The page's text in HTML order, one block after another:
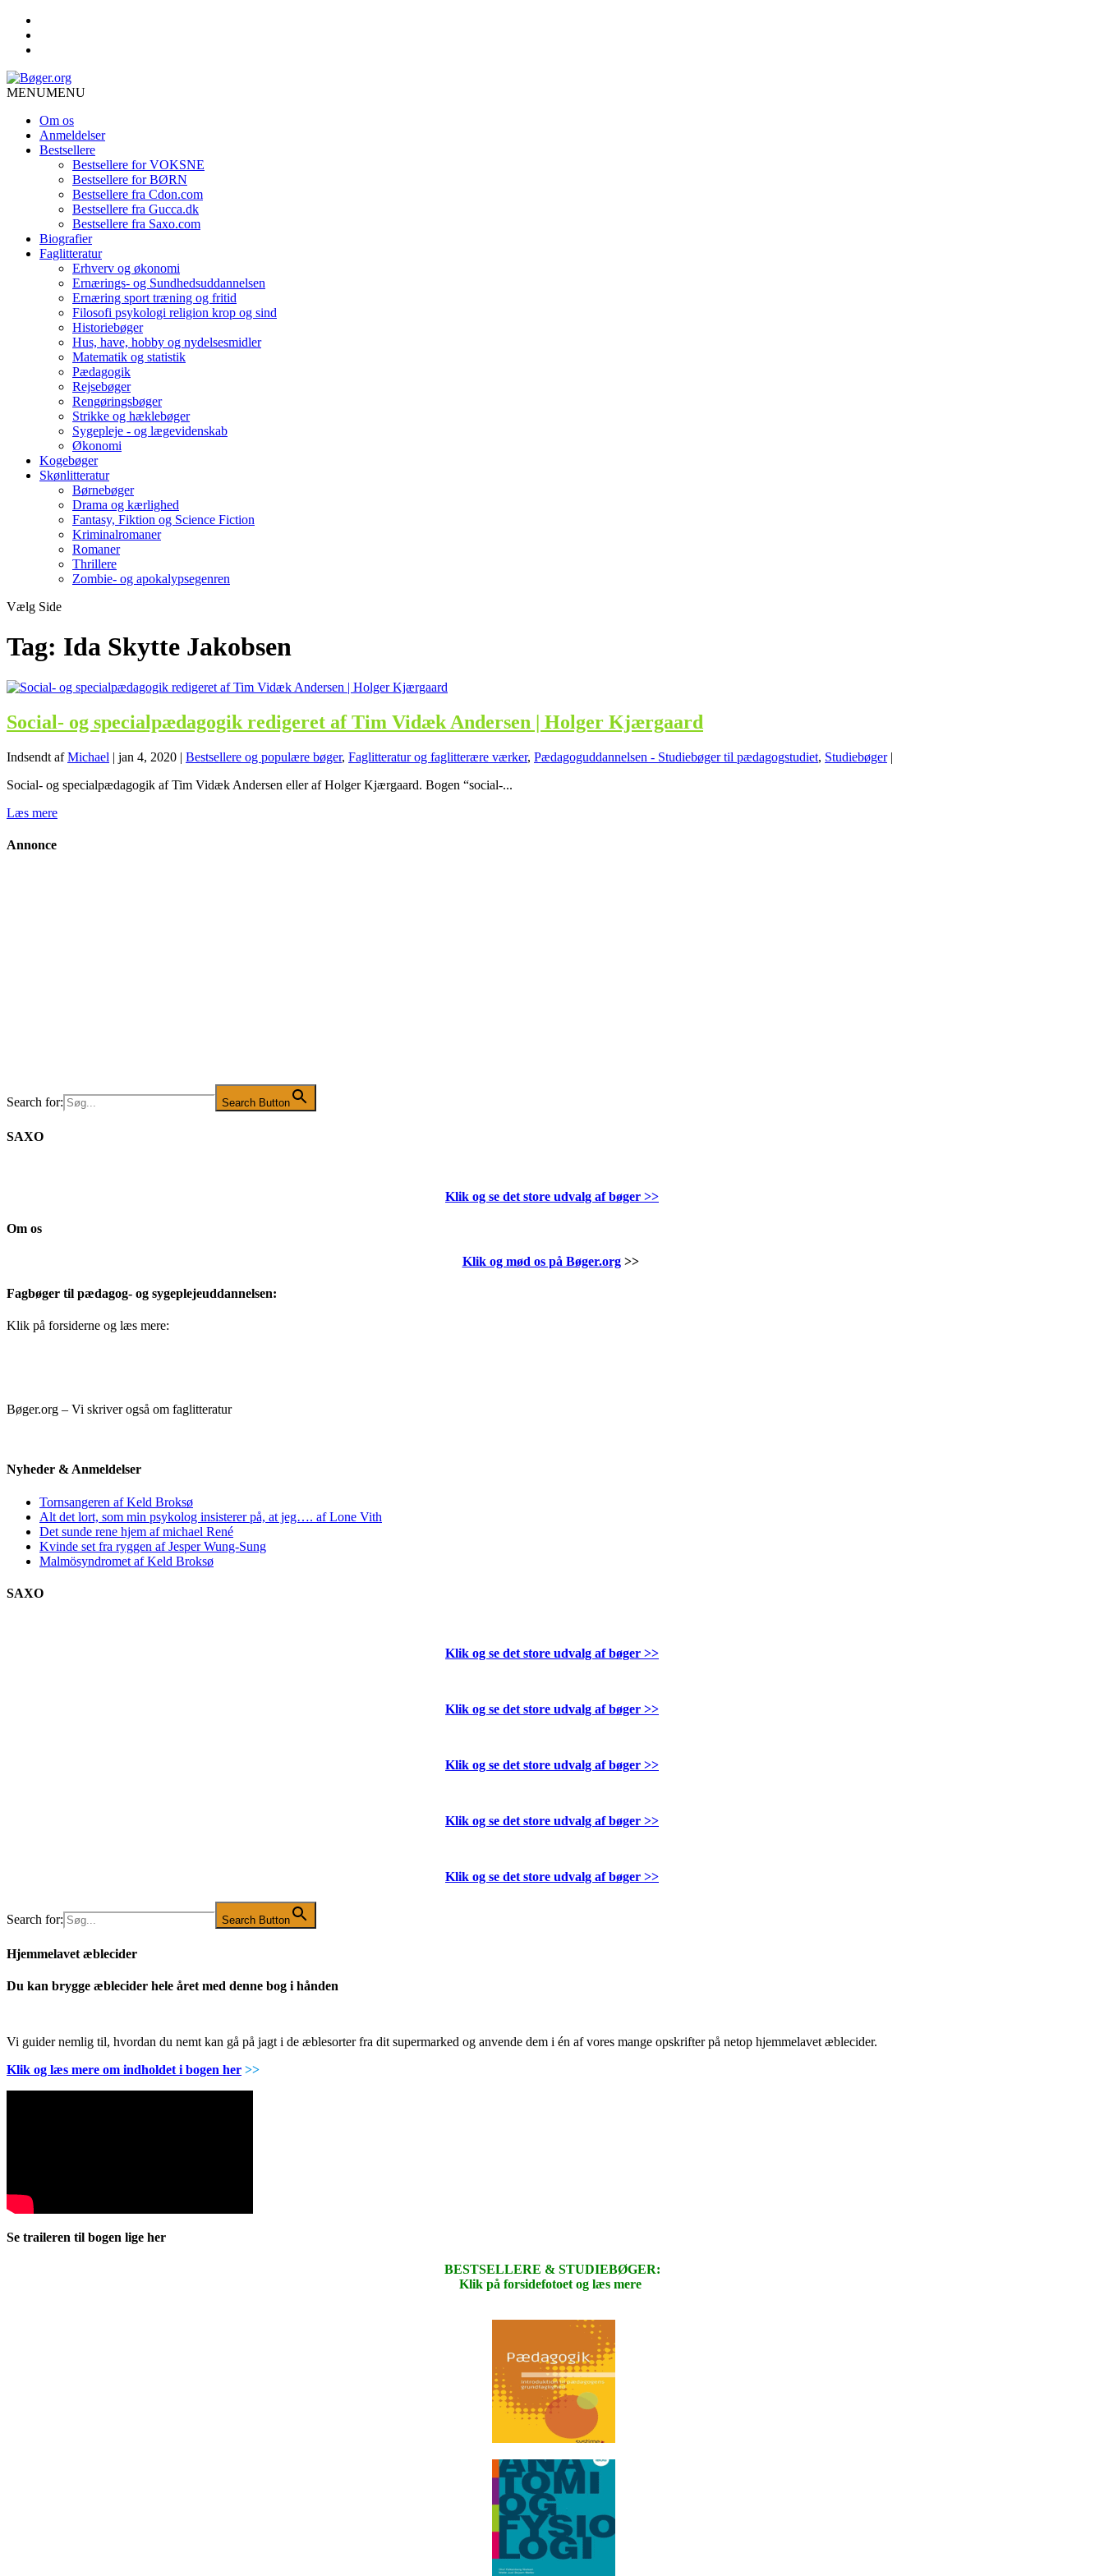
MENUMENU
Om os
Anmeldelser
Bestsellere
Bestsellere for VOKSNE
Bestsellere for BØRN
Bestsellere fra Cdon.com
Bestsellere fra Gucca.dk
Bestsellere fra Saxo.com
Biografier
Faglitteratur
Erhverv og økonomi
Ernærings- og Sundhedsuddannelsen
Ernæring sport træning og fritid
Filosofi psykologi religion krop og sind
Historiebøger
Hus, have, hobby og nydelsesmidler
Matematik og statistik
Pædagogik
Rejsebøger
Rengøringsbøger
Strikke og hæklebøger
Sygepleje - og lægevidenskab
Økonomi
Kogebøger
Skønlitteratur
Børnebøger
Drama og kærlighed
Fantasy, Fiktion og Science Fiction
Kriminalromaner
Romaner
Thrillere
Zombie- og apokalypsegenren
Vælg Side
Tag: Ida Skytte Jakobsen
Social- og specialpædagogik redigeret af Tim Vidæk Andersen | Holger Kjærgaard
Indsendt afMichael | jan 4, 2020 | Bestsellere og populære bøger, Faglitteratur og faglitterære værker, Pædagoguddannelsen - Studiebøger til pædagogstudiet, Studiebøger|
Social- og specialpædagogik af Tim Vidæk Andersen eller af Holger Kjærgaard. Bogen “social-...
Læs mere
Annonce
Search for: Search Button
SAXO
Klik og se det store udvalg af bøger >>
Om os
Klik og mød os på Bøger.org>>
Fagbøger til pædagog- og sygeplejeuddannelsen:
Klik på forsiderne og læs mere:
Bøger.org – Vi skriver også om faglitteratur
Nyheder & Anmeldelser
Tornsangeren af Keld Broksø
Alt det lort, som min psykolog insisterer på, at jeg…. af Lone Vith
Det sunde rene hjem af michael René
Kvinde set fra ryggen af Jesper Wung-Sung
Malmösyndromet af Keld Broksø
SAXO
Klik og se det store udvalg af bøger >>
Klik og se det store udvalg af bøger >>
Klik og se det store udvalg af bøger >>
Klik og se det store udvalg af bøger >>
Klik og se det store udvalg af bøger >>
Search for: Search Button
Hjemmelavet æblecider
Du kan brygge æblecider hele året med denne bog i hånden
Vi guider nemlig til, hvordan du nemt kan gå på jagt i de æblesorter fra dit supermarked og anvende dem i én af vores mange opskrifter på netop hjemmelavet æblecider.
Klik og læs mere om indholdet i bogen her >>
Se traileren til bogen lige her
BESTSELLERE & STUDIEBØGER:
Klik på forsidefotoet og læs mere